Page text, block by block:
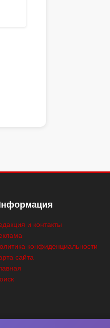
и контакты
конфиденциальности
сайта